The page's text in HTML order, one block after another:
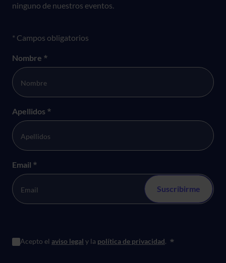
ninguno de nuestros eventos.
Formulario newsletter
* Campos obligatorios
Nombre *
Apellidos *
Email *
Acepto el aviso legal y la política de privacidad. *